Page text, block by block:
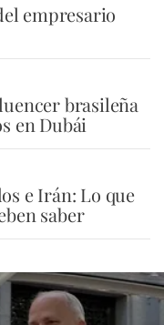
empresario
brasileña
en Dubái
e Irán: Lo que
saber